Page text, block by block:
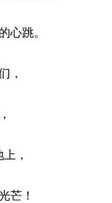
心跳。
，
，
芒！